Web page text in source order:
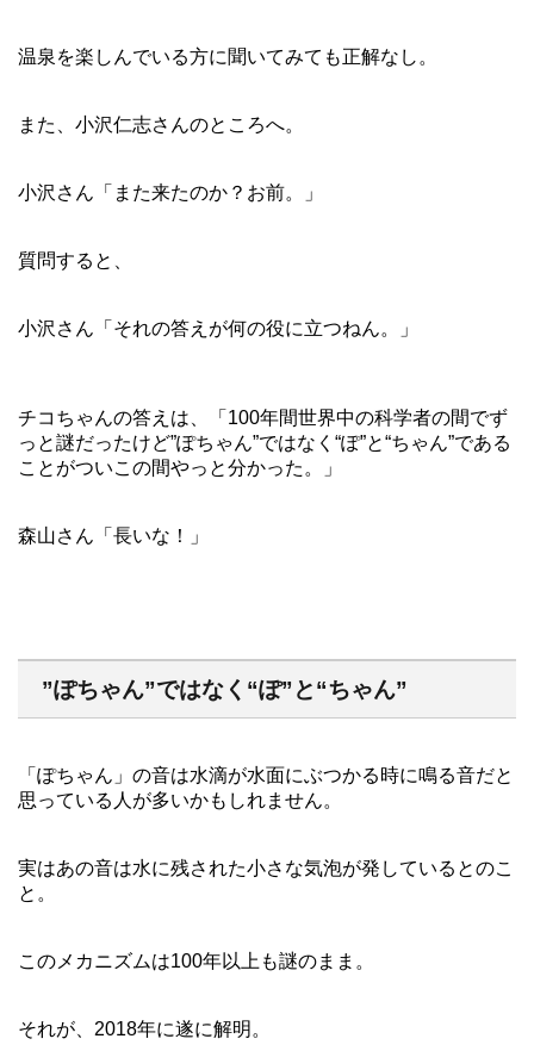
温泉を楽しんでいる方に聞いてみても正解なし。
また、小沢仁志さんのところへ。
小沢さん「また来たのか？お前。」
質問すると、
小沢さん「それの答えが何の役に立つねん。」
チコちゃんの答えは、「100年間世界中の科学者の間でず
っと謎だったけど”ぽちゃん”ではなく“ぽ”と“ちゃん”である
ことがついこの間やっと分かった。」
森山さん「長いな！」
”ぽちゃん”ではなく“ぽ”と“ちゃん”
「ぽちゃん」の音は水滴が水面にぶつかる時に鳴る音だと
思っている人が多いかもしれません。
実はあの音は水に残された小さな気泡が発しているとのこ
と。
このメカニズムは100年以上も謎のまま。
それが、2018年に遂に解明。